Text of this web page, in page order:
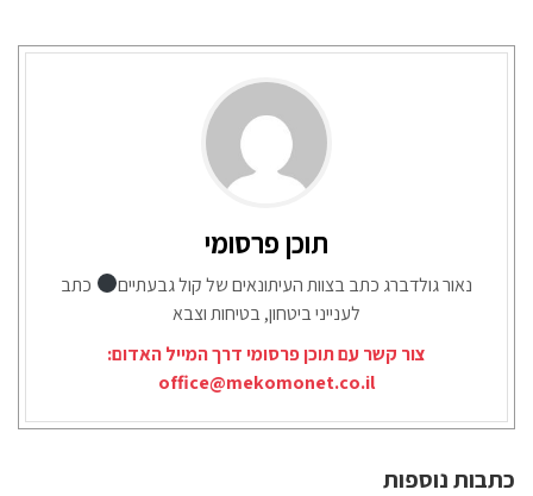
תוכן פרסומי
נאור גולדברג כתב בצוות העיתונאים של קול גבעתיים
כתב
לענייני ביטחון, בטיחות וצבא
צור קשר עם תוכן פרסומי דרך המייל האדום:
office@mekomonet.co.il
כתבות נוספות